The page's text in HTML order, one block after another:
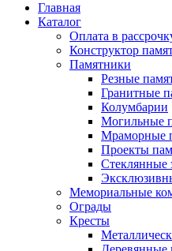
Главная
Каталог
Оплата в
Конструктор
Памятники
Резные
Гранитные
Колумбарии
Могильные
Мраморные
Проекты
Стеклянные
Мемориальные
Ограды
Кресты